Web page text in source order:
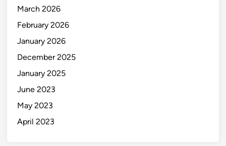
March 2026
February 2026
January 2026
December 2025
January 2025
June 2023
May 2023
April 2023